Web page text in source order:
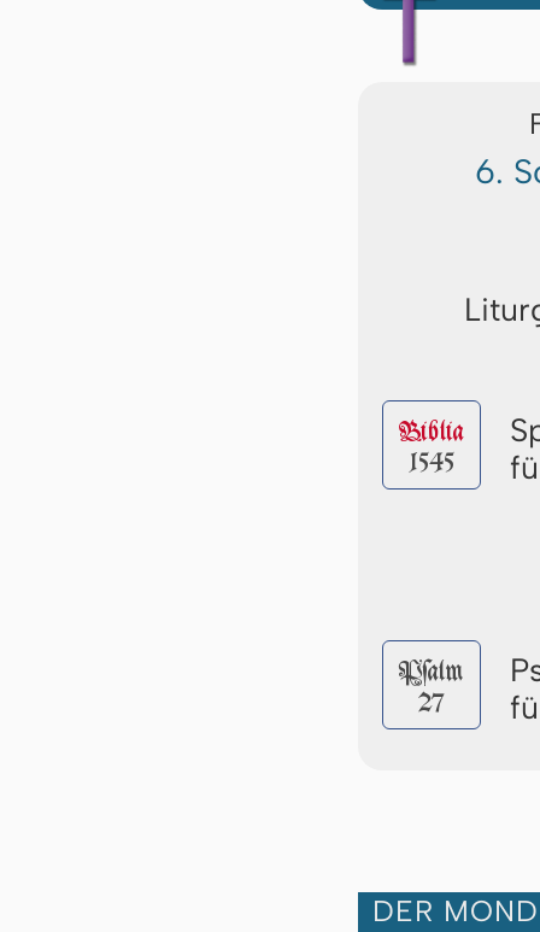
6.
Biblia
1545
Pſalm
27
DER